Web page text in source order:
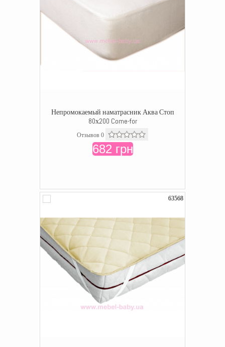
Непромокаемый наматрасник Аква Стоп
80х200 Come-for
Отзывов 0
682 грн
63568